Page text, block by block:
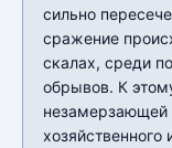
сильно
сражение
скалах, среди
обрывов. К
незамерзающей
хозяйственного